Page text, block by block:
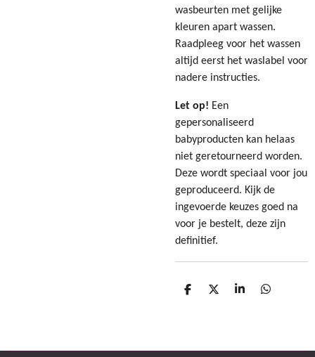
wasbeurten met gelijke
kleuren apart wassen.
Raadpleeg voor het wassen
altijd eerst het waslabel voor
nadere instructies.
Let op! Een
gepersonaliseerd
babyproducten kan helaas
niet geretourneerd worden.
Deze wordt speciaal voor jou
geproduceerd. Kijk de
ingevoerde keuzes goed na
voor je bestelt, deze zijn
definitief.
D
D
S
D